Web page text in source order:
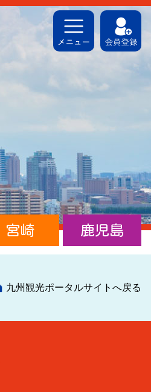
宮崎 鹿児島
九州観光ポータルサイトへ戻る